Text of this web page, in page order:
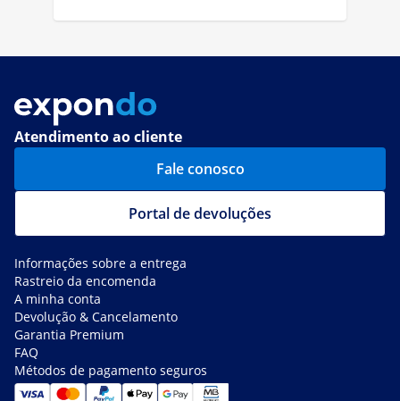
Atendimento ao cliente
Fale conosco
Portal de devoluções
Informações sobre a entrega
Rastreio da encomenda
A minha conta
Devolução & Cancelamento
Garantia Premium
FAQ
Métodos de pagamento seguros